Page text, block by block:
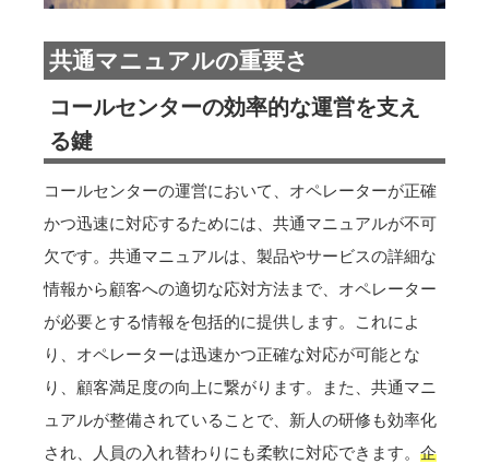
共通マニュアルの重要さ
コールセンターの効率的な運営を支え
る鍵
コールセンターの運営において、オペレーターが正確
かつ迅速に対応するためには、共通マニュアルが不可
欠です。共通マニュアルは、製品やサービスの詳細な
情報から顧客への適切な応対方法まで、オペレーター
が必要とする情報を包括的に提供します。これによ
り、オペレーターは迅速かつ正確な対応が可能とな
り、顧客満足度の向上に繋がります。また、共通マニ
ュアルが整備されていることで、新人の研修も効率化
され、人員の入れ替わりにも柔軟に対応できます。 企